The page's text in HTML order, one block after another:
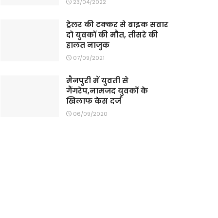
23/04/2022
ट्रेलर की टक्कर से बाइक सवार
दो युवकों की मौत, तीसरे की
हालत नाजुक
07/09/2021
मैनपुरी में युवती से
गैंगरेप,नामजद युवकों के
खिलाफ केस दर्ज
06/09/2020